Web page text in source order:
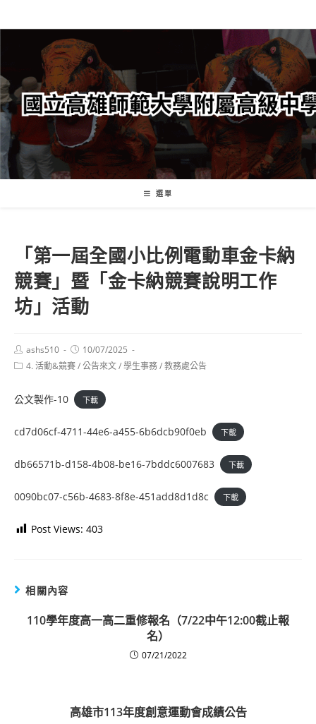
轉
要
內
容
選單
「第一屆全國小比例電動車金卡納
競賽」暨「金卡納競賽說明工作
坊」活動
Post
author:
ashs510
Post
published:
10/07/2025
Post4. 活動&競賽/公告來文/學生事務/教務處公告
公文製作-10 下載
cd7d06cf-4711-44e6-a455-6b6dcb90f0eb 下載
db66571b-d158-4b08-be16-7bddc6007683 下載
0090bc07-c56b-4683-8f8e-451add8d1d8c 下載
Post Views: 403
相關內容
110學年度高一高二重修報名（7/22中午12:00截止報
名）
07/21/2022
高雄市113年度創意運動會成績公告